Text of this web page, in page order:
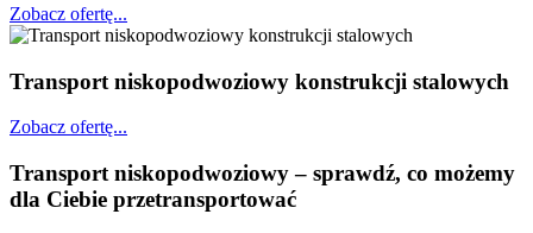
Zobacz ofertę...
Transport niskopodwoziowy konstrukcji stalowych
Zobacz ofertę...
Transport niskopodwoziowy – sprawdź, co możemy
dla Ciebie przetransportować